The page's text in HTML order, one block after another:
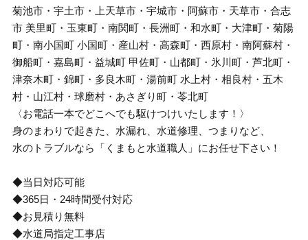
菊池市・宇土市・上天草市・宇城市・阿蘇市・天草市・合志
市 美里町・玉東町・南関町・長洲町・和水町・大津町・菊陽
町・南小国町 小国町・産山村・高森町・西原村・南阿蘇村・
御船町・嘉島町・益城町 甲佐町・山都町・氷川町・芦北町・
津奈木町・錦町・多良木町・湯前町 水上村・相良村・五木
村・山江村・球磨村・あさぎり町・苓北町
〈お電話一本でどこへでも駆けつけいたします！〉
身のまわりで起きた、水漏れ、水道修理、つまりなど、
水のトラブルなら「くまもと水道職人」にお任せ下さい！
◆当日対応可能
◆365日・24時間受付対応
◆お見積り無料
◆水道局指定工事店